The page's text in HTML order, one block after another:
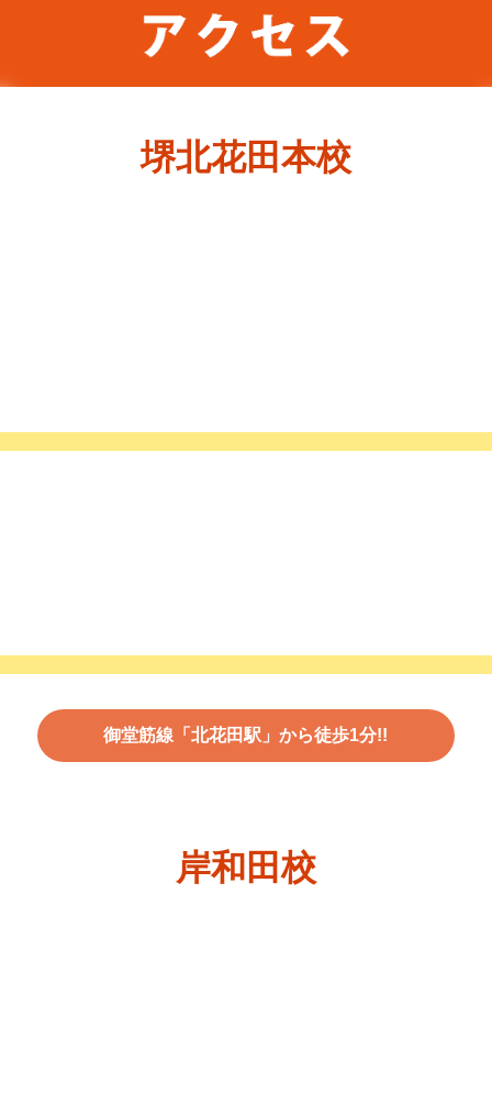
堺北花田本校
御堂筋線「北花田駅」から徒歩1分!!
岸和田校